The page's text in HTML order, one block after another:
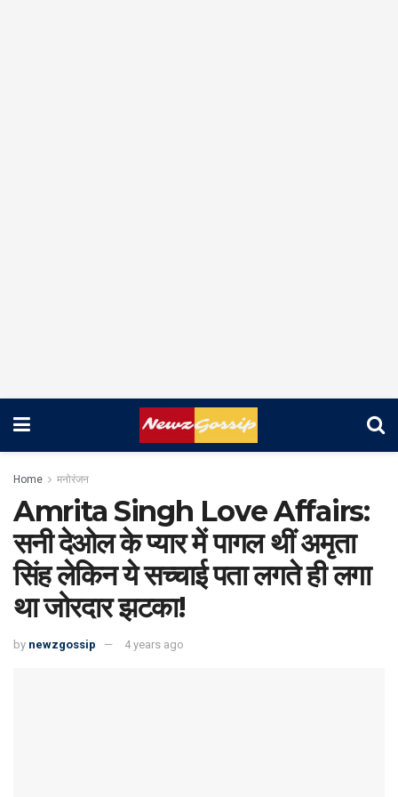
Home मनोरंजन
Amrita Singh Love Affairs:
सनी देओल के प्यार में पागल थीं अमृता
सिंह लेकिन ये सच्चाई पता लगते ही लगा
था जोरदार झटका!
by newzgossip 4 years ago